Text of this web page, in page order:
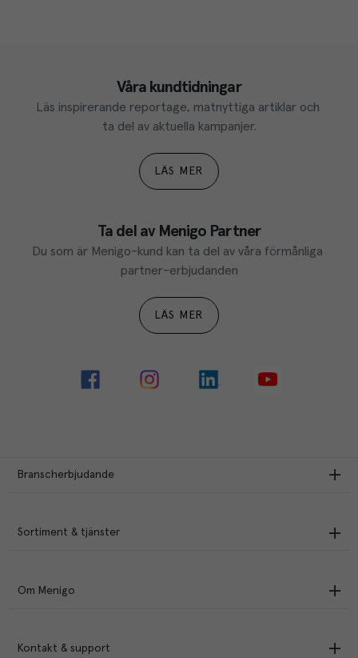
Våra kundtidningar
Läs inspirerande reportage, matnyttiga artiklar och
ta del av aktuella kampanjer.
LÄS MER
Ta del av Menigo Partner
Du som är Menigo-kund kan ta del av våra förmånliga
partner-erbjudanden
LÄS MER
Branscherbjudande
Sortiment & tjänster
Om Menigo
Kontakt & support